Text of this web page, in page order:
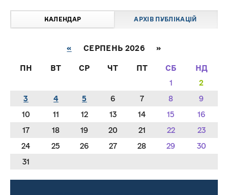
КАЛЕНДАР АРХІВ ПУБЛІКАЦІЙ
« СЕРПЕНЬ 2026 »
ПН ВТ СР ЧТ ПТ СБ
НД
1
2
3
4 5 6 7 8
9
10
11 12 13 14 15
16
17
18 19 20 21 22
23
24
25 26 27 28 29
30
31